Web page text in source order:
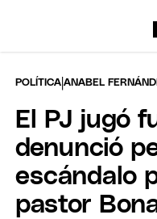
POLÍTICA |ANABEL
El PJ jugó
denunció
escándalo
pastor